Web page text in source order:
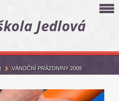
Jedlová
VÁNOČNÍ PRÁZDNINY 2009